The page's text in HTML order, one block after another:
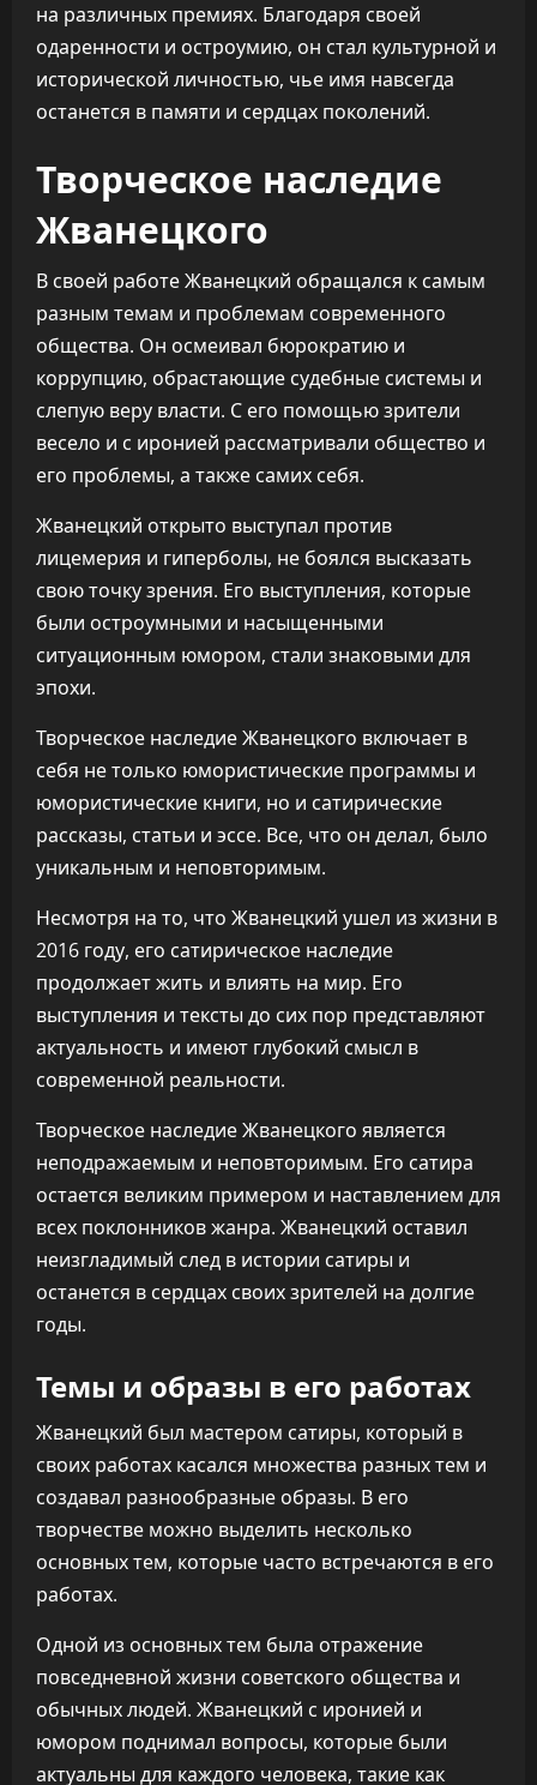
на различных премиях. Благодаря своей
одаренности и остроумию, он стал культурной и
исторической личностью, чье имя навсегда
останется в памяти и сердцах поколений.
Творческое наследие
Жванецкого
В своей работе Жванецкий обращался к самым
разным темам и проблемам современного
общества. Он осмеивал бюрократию и
коррупцию, обрастающие судебные системы и
слепую веру власти. С его помощью зрители
весело и с иронией рассматривали общество и
его проблемы, а также самих себя.
Жванецкий открыто выступал против
лицемерия и гиперболы, не боялся высказать
свою точку зрения. Его выступления, которые
были остроумными и насыщенными
ситуационным юмором, стали знаковыми для
эпохи.
Творческое наследие Жванецкого включает в
себя не только юмористические программы и
юмористические книги, но и сатирические
рассказы, статьи и эссе. Все, что он делал, было
уникальным и неповторимым.
Несмотря на то, что Жванецкий ушел из жизни в
2016 году, его сатирическое наследие
продолжает жить и влиять на мир. Его
выступления и тексты до сих пор представляют
актуальность и имеют глубокий смысл в
современной реальности.
Творческое наследие Жванецкого является
неподражаемым и неповторимым. Его сатира
остается великим примером и наставлением для
всех поклонников жанра. Жванецкий оставил
неизгладимый след в истории сатиры и
останется в сердцах своих зрителей на долгие
годы.
Темы и образы в его работах
Жванецкий был мастером сатиры, который в
своих работах касался множества разных тем и
создавал разнообразные образы. В его
творчестве можно выделить несколько
основных тем, которые часто встречаются в его
работах.
Одной из основных тем была отражение
повседневной жизни советского общества и
обычных людей. Жванецкий с иронией и
юмором поднимал вопросы, которые были
актуальны для каждого человека, такие как